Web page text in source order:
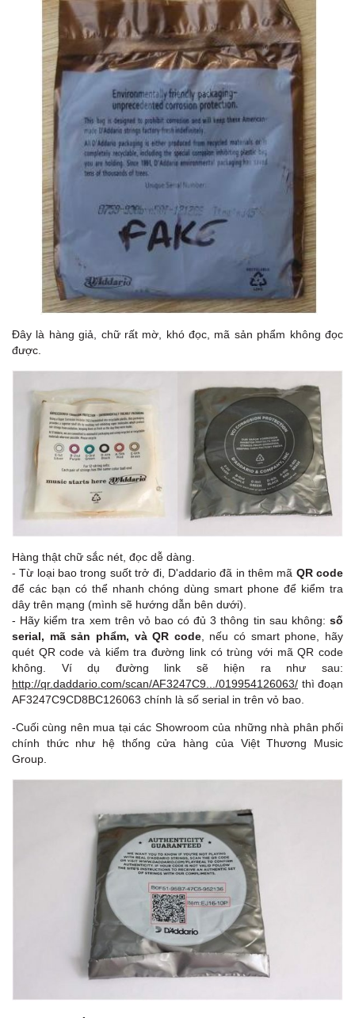
Đây là hàng giả, chữ rất mờ, khó đọc, mã sản phẩm không đọc
được.
Hàng thật chữ sắc nét, đọc dễ dàng.
- Từ loại bao trong suốt trở đi, D'addario đã in thêm mã QR code
để các bạn có thể nhanh chóng dùng smart phone để kiểm tra
dây trên mạng (mình sẽ hướng dẫn bên dưới).
- Hãy kiểm tra xem trên vỏ bao có đủ 3 thông tin sau không: số
serial, mã sản phẩm, và QR code, nếu có smart phone, hãy
quét QR code và kiểm tra đường link có trùng với mã QR code
không. Ví dụ đường link sẽ hiện ra như sau:
http://qr.daddario.com/scan/AF3247C9.../019954126063/ thì đoạn
AF3247C9CD8BC126063 chính là số serial in trên vỏ bao.
-Cuối cùng nên mua tại các Showroom của những nhà phân phối
chính thức như hệ thống cửa hàng của Việt Thương Music
Group